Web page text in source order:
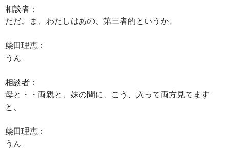
相談者：
ただ、ま、わたしはあの、第三者的というか、
柴田理恵：
うん
相談者：
母と・・両親と、妹の間に、こう、入って両方見てます
と、
柴田理恵：
うん